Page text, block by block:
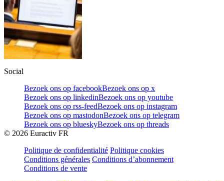
Social
Bezoek ons op facebookBezoek ons op x
Bezoek ons op linkedinBezoek ons op youtube
Bezoek ons op rss-feedBezoek ons op instagram
Bezoek ons op mastodonBezoek ons op telegram
Bezoek ons op blueskyBezoek ons op threads
© 2026 Euractiv FR
Politique de confidentialité Politique cookies
Conditions générales Conditions d’abonnement
Conditions de vente